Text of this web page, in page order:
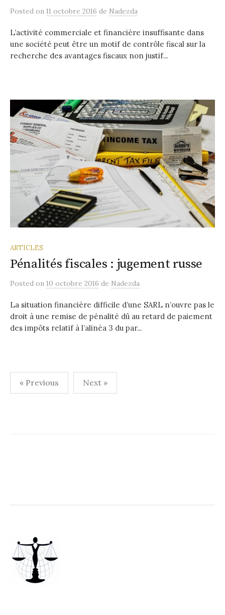
Posted on 11 octobre 2016 de Nadezda
L’activité commerciale et financière insuffisante dans
une société peut être un motif de contrôle fiscal sur la
recherche des avantages fiscaux non justif...
ARTICLES
Pénalités fiscales : jugement russe
Posted on 10 octobre 2016 de Nadezda
La situation financière difficile d’une SARL n’ouvre pas le
droit à une remise de pénalité dû au retard de paiement
des impôts relatif à l’alinéa 3 du par...
Navigation
des
« Previous Next »